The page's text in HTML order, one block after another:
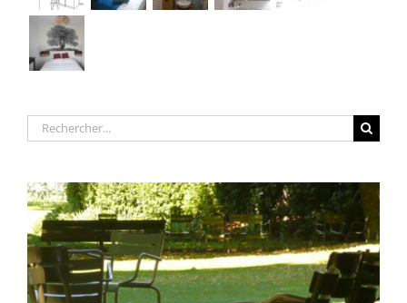
Rechercher: